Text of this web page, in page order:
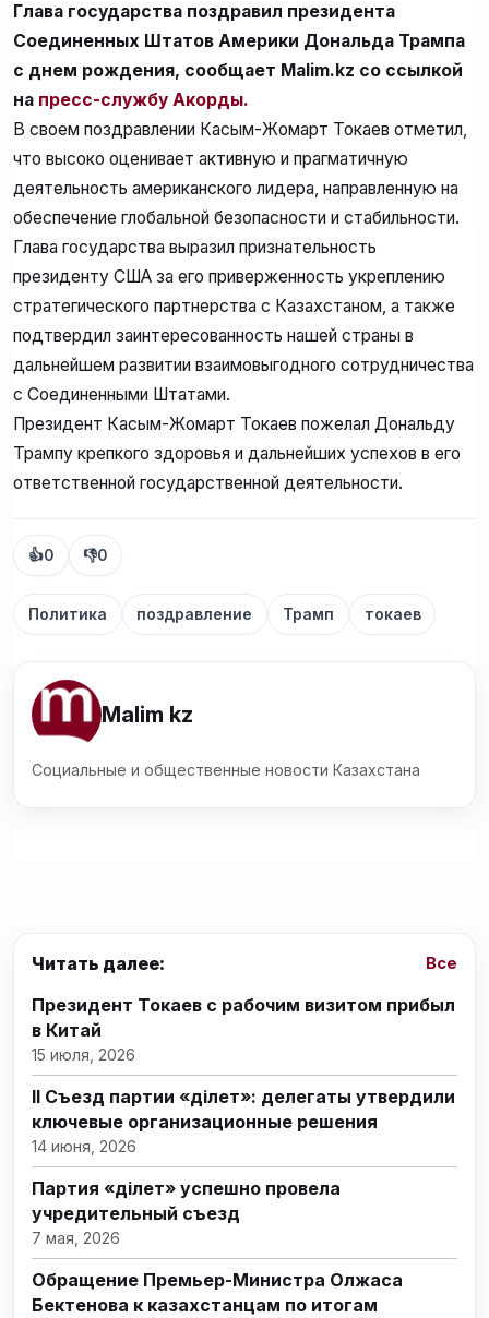
Глава государства поздравил президента
Соединенных Штатов Америки Дональда Трампа
с днем рождения, сообщает Malim.kz со ссылкой
на пресс-службу Акорды.
В своем поздравлении Касым-Жомарт Токаев отметил,
что высоко оценивает активную и прагматичную
деятельность американского лидера, направленную на
обеспечение глобальной безопасности и стабильности.
Глава государства выразил признательность
президенту США за его приверженность укреплению
стратегического партнерства с Казахстаном, а также
подтвердил заинтересованность нашей страны в
дальнейшем развитии взаимовыгодного сотрудничества
с Соединенными Штатами.
Президент Касым-Жомарт Токаев пожелал Дональду
Трампу крепкого здоровья и дальнейших успехов в его
ответственной государственной деятельности.
👍0 👎0
Политика поздравление Трамп токаев
Malim kz
Социальные и общественные новости Казахстана
Читать далее: Все
Президент Токаев с рабочим визитом прибыл
в Китай
15 июля, 2026
II Съезд партии «Әділет»: делегаты утвердили
ключевые организационные решения
14 июня, 2026
Партия «Әділет» успешно провела
учредительный съезд
7 мая, 2026
Обращение Премьер-Министра Олжаса
Бектенова к казахстанцам по итогам